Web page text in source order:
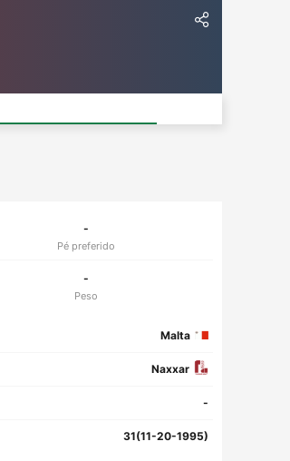
-
Pé preferido
-
Peso
Malta
Naxxar
-
31(11-20-1995)